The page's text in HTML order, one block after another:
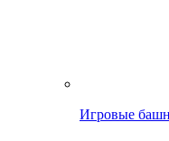
Игровые